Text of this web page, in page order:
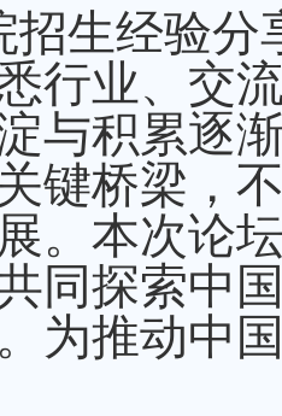
招生经验
行业、交
与积累逐
键桥梁，
。本次论
同探索中
为推动中